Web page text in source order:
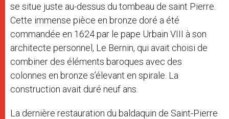
se situe juste au-dessus du tombeau de saint Pierre.
Cette immense pièce en bronze doré a été
commandée en 1624 par le pape Urbain VIII à son
architecte personnel, Le Bernin, qui avait choisi de
combiner des éléments baroques avec des
colonnes en bronze s’élevant en spirale. La
construction avait duré neuf ans.
La dernière restauration du baldaquin de Saint-Pierre